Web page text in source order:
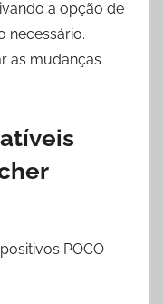
a opção de
necessário.
as mudanças
POCO